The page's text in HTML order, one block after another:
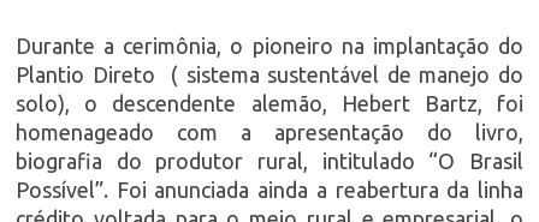
Durante a cerimônia, o pioneiro na implantação do
Plantio Direto ( sistema sustentável de manejo do
solo), o descendente alemão, Hebert Bartz, foi
homenageado com a apresentação do livro,
biografia do produtor rural, intitulado “O Brasil
Possível”. Foi anunciada ainda a reabertura da linha